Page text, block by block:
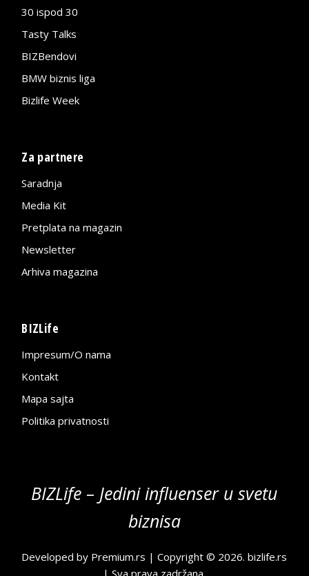
30 ispod 30
Tasty Talks
BIZBendovi
BMW biznis liga
Bizlife Week
Za partnere
Saradnja
Media Kit
Pretplata na magazin
Newsletter
Arhiva magazina
BIZLife
Impresum/O nama
Kontakt
Mapa sajta
Politika privatnosti
BIZLife – Jedini influenser u svetu
biznisa
Developed by Premium.rs | Copyright © 2026.bizlife.rs
| Sva prava zadržana.